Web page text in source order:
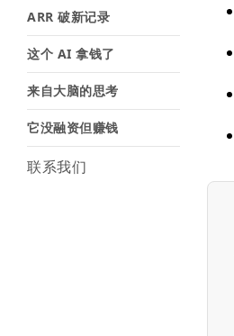
ARR 破新记录
这个 AI 拿钱了
来自大脑的思考
它没融资但赚钱
联系我们